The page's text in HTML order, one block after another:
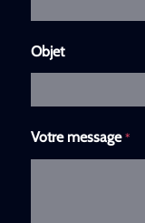
Objet
Votre message*